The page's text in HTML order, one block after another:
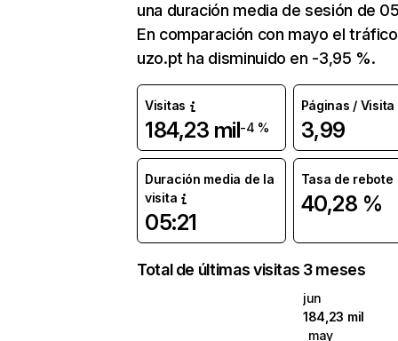
una duración media de sesión de
En comparación con mayo el
uzo.pt ha disminuido en -3,95 %.
Visitas
184,23 mil-4 %
Páginas / Visita
3,99
Duración media de la
visita
05:21
Tasa de rebote
40,28 %
Total de últimas visitas 3 meses
jun
184,23 mil
may